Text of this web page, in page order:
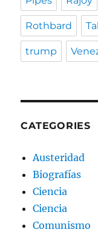
Rothbard
trump
CATEGORIES
Austeridad
Biografías
Ciencia
Ciencia
Comunismo